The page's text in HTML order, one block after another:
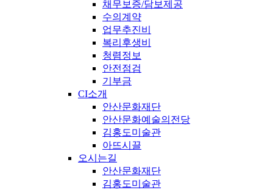
채무보증/담보제공
수의계약
업무추진비
복리후생비
청렴정보
안전점검
기부금
CI소개
안산문화재단
안산문화예술의전당
김홍도미술관
아뜨시끌
오시는길
안산문화재단
김홍도미술관